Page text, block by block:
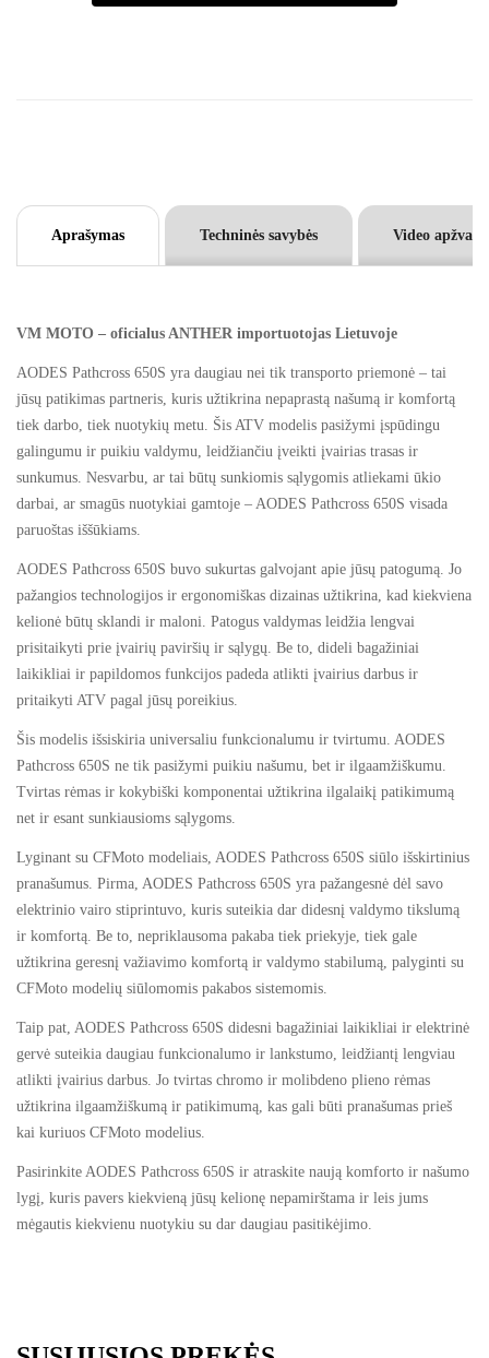
t
v
Aprašymas Techninės savybės Video
VM MOTO – oficialus ANTHER importuotojas Lietuvoje
AODES Pathcross 650S yra daugiau nei tik transporto priemonė – tai
jūsų patikimas partneris, kuris užtikrina nepaprastą našumą ir komfortą
tiek darbo, tiek nuotykių metu. Šis ATV modelis pasižymi įspūdingu
galingumu ir puikiu valdymu, leidžiančiu įveikti įvairias trasas ir
sunkumus. Nesvarbu, ar tai būtų sunkiomis sąlygomis atliekami ūkio
darbai, ar smagūs nuotykiai gamtoje – AODES Pathcross 650S visada
paruoštas iššūkiams.
AODES Pathcross 650S buvo sukurtas galvojant apie jūsų patogumą. Jo
pažangios technologijos ir ergonomiškas dizainas užtikrina, kad kiekviena
kelionė būtų sklandi ir maloni. Patogus valdymas leidžia lengvai
prisitaikyti prie įvairių paviršių ir sąlygų. Be to, dideli bagažiniai
laikikliai ir papildomos funkcijos padeda atlikti įvairius darbus ir
pritaikyti ATV pagal jūsų poreikius.
Šis modelis išsiskiria universaliu funkcionalumu ir tvirtumu. AODES
Pathcross 650S ne tik pasižymi puikiu našumu, bet ir ilgaamžiškumu.
Tvirtas rėmas ir kokybiški komponentai užtikrina ilgalaikį patikimumą
net ir esant sunkiausioms sąlygoms.
Lyginant su CFMoto modeliais, AODES Pathcross 650S siūlo išskirtinius
pranašumus. Pirma, AODES Pathcross 650S yra pažangesnė dėl savo
elektrinio vairo stiprintuvo, kuris suteikia dar didesnį valdymo tikslumą
ir komfortą. Be to, nepriklausoma pakaba tiek priekyje, tiek gale
užtikrina geresnį važiavimo komfortą ir valdymo stabilumą, palyginti su
CFMoto modelių siūlomomis pakabos sistemomis.
Taip pat, AODES Pathcross 650S didesni bagažiniai laikikliai ir elektrinė
gervė suteikia daugiau funkcionalumo ir lankstumo, leidžiantį lengviau
atlikti įvairius darbus. Jo tvirtas chromo ir molibdeno plieno rėmas
užtikrina ilgaamžiškumą ir patikimumą, kas gali būti pranašumas prieš
kai kuriuos CFMoto modelius.
Pasirinkite AODES Pathcross 650S ir atraskite naują komforto ir našumo
lygį, kuris pavers kiekvieną jūsų kelionę nepamirštama ir leis jums
mėgautis kiekvienu nuotykiu su dar daugiau pasitikėjimo.